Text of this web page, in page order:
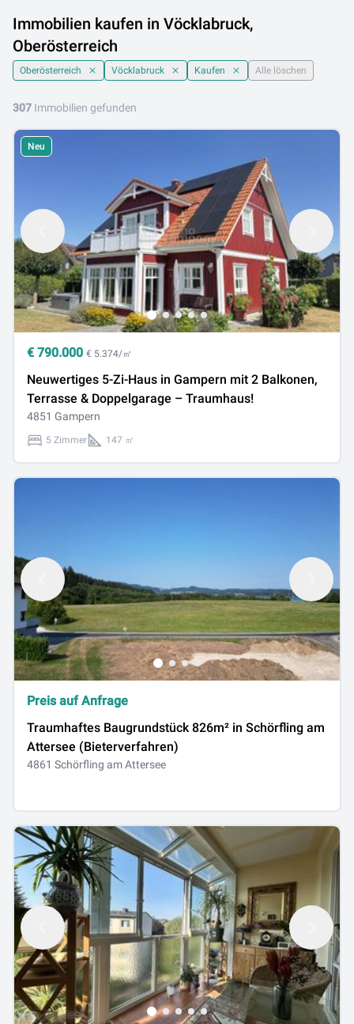
Immobilien kaufen in Vöcklabruck,
Oberösterreich
Oberösterreich Vöcklabruck Kaufen Alle löschen
307 Immobilien gefunden
Neu
€ 790.000 € 5.374/㎡
Neuwertiges 5-Zi-Haus in Gampern mit 2 Balkonen,
Terrasse & Doppelgarage – Traumhaus!
4851 Gampern
5 Zimmer 147 ㎡
Preis auf Anfrage
Traumhaftes Baugrundstück 826m² in Schörfling am
Attersee (Bieterverfahren)
4861 Schörfling am Attersee